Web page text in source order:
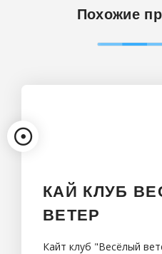
Похожие
КАЙ КЛУБ
ВЕТЕР
Кайт клуб "Весёлый